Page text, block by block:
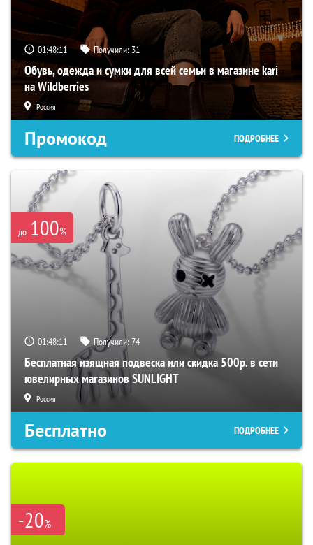
01:48:10 Получили: 31
Обувь, одежда и сумки для всей семьи в магазине kari
на Wildberries
Россия
Промокод ПОДРОБНЕЕ
до 100%
01:48:10 Получили:74
Бесплатная изящная подвеска или скидка 500р. в сети
ювелирных магазинов SUNLIGHT
Россия
Бесплатно ПОДРОБНЕЕ
-20%